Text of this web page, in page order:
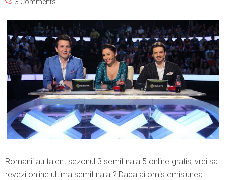
Romanii au talent sezonul 3 semifinala 5 online gratis, vrei sa
revezi online ultima semifinala ? Daca ai omis emisiunea